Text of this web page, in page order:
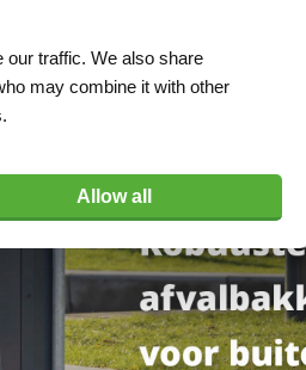
our traffic. We also share
may combine it with other
Allow all